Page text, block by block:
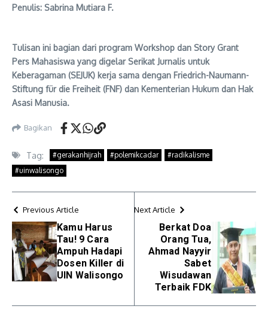
Penulis: Sabrina Mutiara F.
Tulisan ini bagian dari program Workshop dan Story Grant
Pers Mahasiswa yang digelar Serikat Jurnalis untuk
Keberagaman (SEJUK) kerja sama dengan Friedrich-Naumann-
Stiftung für die Freiheit (FNF) dan Kementerian Hukum dan Hak
Asasi Manusia.
Bagikan
Tag: #gerakanhijrah #polemikcadar
#radikalisme
#uinwalisongo
Previous Article
Kamu Harus
Tau! 9 Cara
Ampuh Hadapi
Dosen Killer di
UIN Walisongo
Next Article
Berkat Doa
Orang Tua,
Ahmad Nayyir
Sabet
Wisudawan
Terbaik FDK